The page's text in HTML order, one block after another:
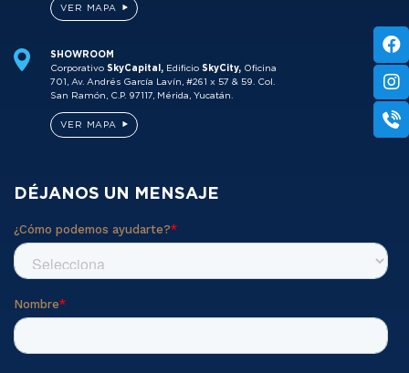
VER MAPA
SHOWROOM
Corporativo SkyCapital, Edificio SkyCity, Oficina
701, Av. Andrés García Lavín, #261 x 57 & 59. Col.
San Ramón, C.P. 97117, Mérida, Yucatán.
VER MAPA
DÉJANOS UN MENSAJE